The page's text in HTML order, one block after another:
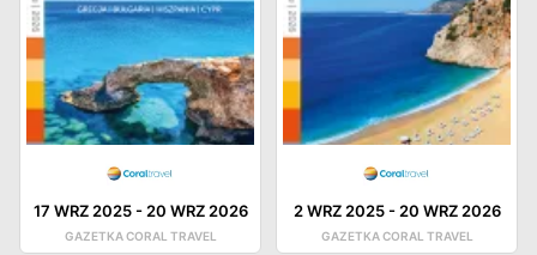
17 WRZ 2025-20 WRZ 2026
GAZETKA CORAL TRAVEL
2 WRZ 2025-20 WRZ 2026
GAZETKA CORAL TRAVEL